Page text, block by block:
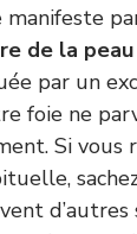
manifeste
de la
par un
foie ne
Si vous